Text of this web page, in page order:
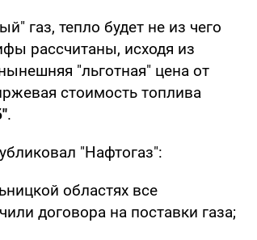
газ, тепло будет не из чего
рассчитаны, исходя из
"льготная" цена от
стоимость топлива
.
"Нафтогаз":
областях все
договора на поставки газа;